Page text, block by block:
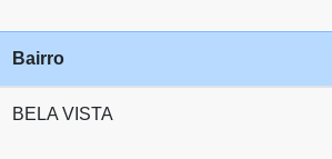
Bairro
BELA VISTA